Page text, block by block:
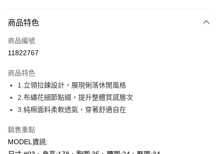
信用卡一次付款
超商取貨付款
Apple Pay
悠遊付
全盈+PAY
商品特色
商品編號
11822767
商品特色
1.立領拉鍊設計，展現俐落休閒風格
2.布繡花細節點綴，提升整體質感層次
3.純棉面料柔軟透氣，穿著舒適自在
銷售重點
MODEL資訊: